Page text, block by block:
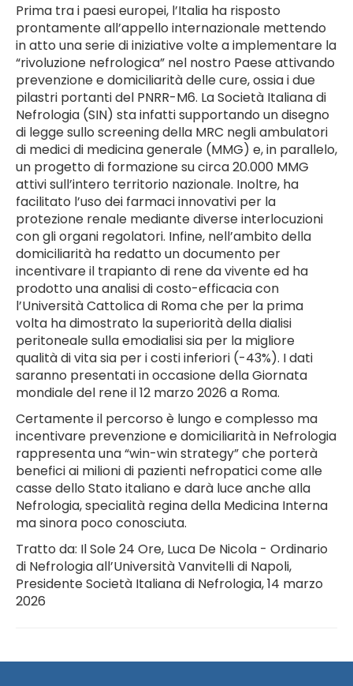
Prima tra i paesi europei, l’Italia ha risposto
prontamente all’appello internazionale mettendo
in atto una serie di iniziative volte a implementare la
“rivoluzione nefrologica” nel nostro Paese attivando
prevenzione e domiciliarità delle cure, ossia i due
pilastri portanti del PNRR-M6. La Società Italiana di
Nefrologia (SIN) sta infatti supportando un disegno
di legge sullo screening della MRC negli ambulatori
di medici di medicina generale (MMG) e, in parallelo,
un progetto di formazione su circa 20.000 MMG
attivi sull’intero territorio nazionale. Inoltre, ha
facilitato l’uso dei farmaci innovativi per la
protezione renale mediante diverse interlocuzioni
con gli organi regolatori. Infine, nell’ambito della
domiciliarità ha redatto un documento per
incentivare il trapianto di rene da vivente ed ha
prodotto una analisi di costo-efficacia con
l’Università Cattolica di Roma che per la prima
volta ha dimostrato la superiorità della dialisi
peritoneale sulla emodialisi sia per la migliore
qualità di vita sia per i costi inferiori (-43%). I dati
saranno presentati in occasione della Giornata
mondiale del rene il 12 marzo 2026 a Roma.
Certamente il percorso è lungo e complesso ma
incentivare prevenzione e domiciliarità in Nefrologia
rappresenta una “win-win strategy” che porterà
benefici ai milioni di pazienti nefropatici come alle
casse dello Stato italiano e darà luce anche alla
Nefrologia, specialità regina della Medicina Interna
ma sinora poco conosciuta.
Tratto da: Il Sole 24 Ore, Luca De Nicola - Ordinario
di Nefrologia all’Università Vanvitelli di Napoli,
Presidente Società Italiana di Nefrologia, 14 marzo
2026